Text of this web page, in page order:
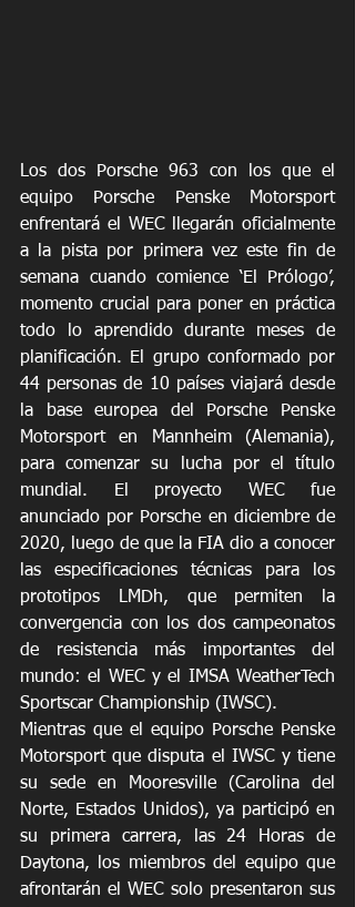
Los dos Porsche 963 con los que el
equipo Porsche Penske Motorsport
enfrentará el WEC llegarán oficialmente
a la pista por primera vez este fin de
semana cuando comience ‘El Prólogo’,
momento crucial para poner en práctica
todo lo aprendido durante meses de
planificación. El grupo conformado por
44 personas de 10 países viajará desde
la base europea del Porsche Penske
Motorsport en Mannheim (Alemania),
para comenzar su lucha por el título
mundial. El proyecto WEC fue
anunciado por Porsche en diciembre de
2020, luego de que la FIA dio a conocer
las especificaciones técnicas para los
prototipos LMDh, que permiten la
convergencia con los dos campeonatos
de resistencia más importantes del
mundo: el WEC y el IMSA WeatherTech
Sportscar Championship (IWSC).
Mientras que el equipo Porsche Penske
Motorsport que disputa el IWSC y tiene
su sede en Mooresville (Carolina del
Norte, Estados Unidos), ya participó en
su primera carrera, las 24 Horas de
Daytona, los miembros del equipo que
afrontarán el WEC solo presentaron sus